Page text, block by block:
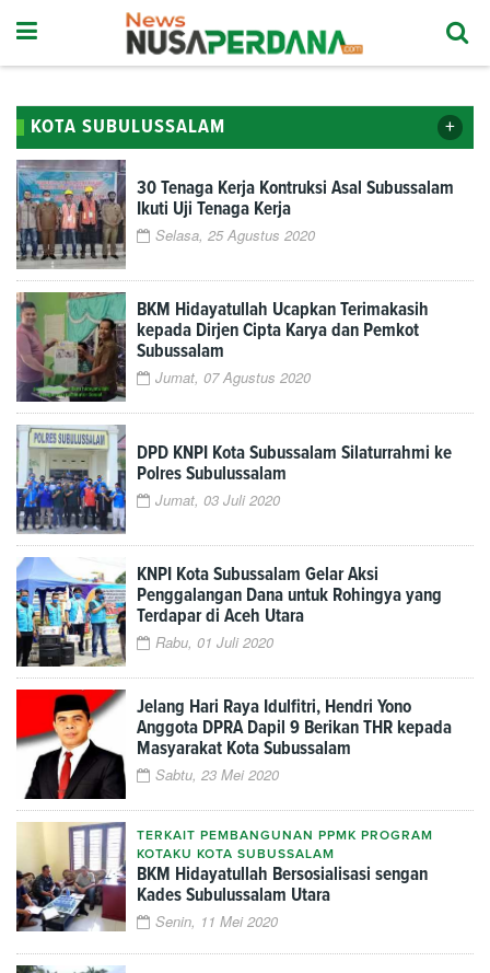
KOTA SUBULUSSALAM +
30 Tenaga Kerja Kontruksi Asal Subussalam
Ikuti Uji Tenaga Kerja
Selasa, 25 Agustus 2020
BKM Hidayatullah Ucapkan Terimakasih
kepada Dirjen Cipta Karya dan Pemkot
Subussalam
Jumat, 07 Agustus 2020
DPD KNPI Kota Subussalam Silaturrahmi ke
Polres Subulussalam
Jumat, 03 Juli 2020
KNPI Kota Subussalam Gelar Aksi
Penggalangan Dana untuk Rohingya yang
Terdapar di Aceh Utara
Rabu, 01 Juli 2020
Jelang Hari Raya Idulfitri, Hendri Yono
Anggota DPRA Dapil 9 Berikan THR kepada
Masyarakat Kota Subussalam
Sabtu, 23 Mei 2020
TERKAIT PEMBANGUNAN PPMK PROGRAM
KOTAKU KOTA SUBUSSALAM
BKM Hidayatullah Bersosialisasi sengan
Kades Subulussalam Utara
Senin, 11 Mei 2020